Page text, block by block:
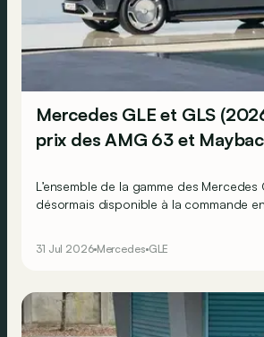
Mercedes GLE et GLS
prix des AMG 63 et
L’ensemble de la gamme des Mercedes
désormais disponible à la commande
31 Jul 2026 Mercedes GLE